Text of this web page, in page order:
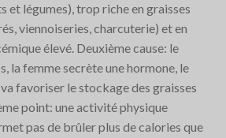
et légumes), trop riche en graisses
viennoiseries, charcuterie) et en
élevé. Deuxième cause: le
la femme secrète une hormone, le
favoriser le stockage des graisses
point: une activité physique
pas de brûler plus de calories que